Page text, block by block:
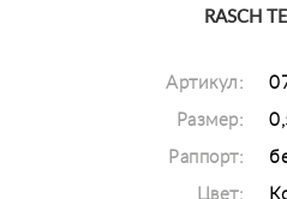
RASCH
Артикул:
Размер:
Раппорт:
Цвет: